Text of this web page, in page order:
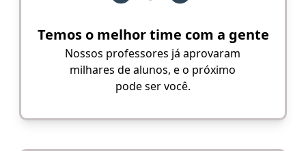
Temos o melhor time com a gente
Nossos professores já aprovaram
milhares de alunos, e o próximo
pode ser você.